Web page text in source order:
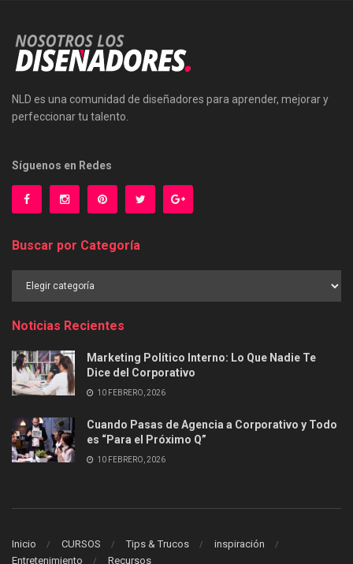
NLD es una comunidad de diseñadores para aprender, mejorar y
perfeccionar tu talento.
Síguenos en Redes
Buscar por Categoría
Noticias Recientes
Marketing Político Interno: Lo Que Nadie Te
Dice del Corporativo
10 FEBRERO, 2026
Cuando Pasas de Agencia a Corporativo y Todo
es “Para el Próximo Q”
10 FEBRERO, 2026
Inicio CURSOS Tips & Trucos
inspiración
Entretenimiento
Recursos